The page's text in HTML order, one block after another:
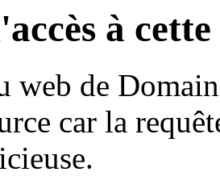
à
web de
car la